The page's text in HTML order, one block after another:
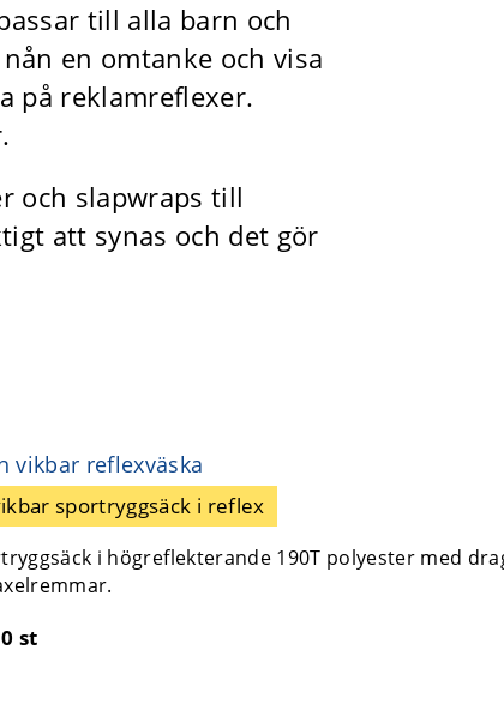
till alla barn och
en omtanke och visa
på reklamreflexer.
och slapwraps till
att synas och det gör
vikbar reflexväska
sportryggsäck i reflex
i högreflekterande 190T polyester med
st